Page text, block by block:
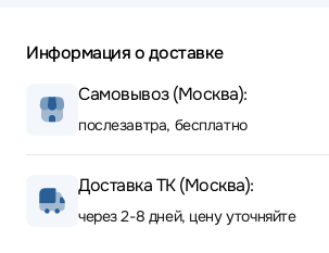
Информация о доставке
Самовывоз (Москва):
послезавтра, бесплатно
Доставка ТК (Москва):
через 2-8 дней, цену уточняйте